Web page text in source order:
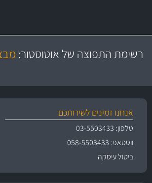
משלוח מהיר
באמצעות צ'יטה
משלוחים
במחיר
יותר מ- 500 מסנני
רשימת התפוצה של אוטוסטור:
אנחנו זמינים לשירותכם
טלפון: 03-5503433
ווטסאפ: 058-5503433
ביטול עיסקה